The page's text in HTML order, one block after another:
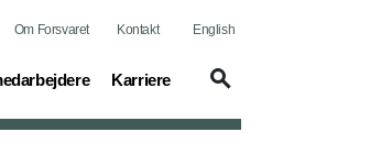
Om Forsvaret Kontakt English
Karriere
(current)